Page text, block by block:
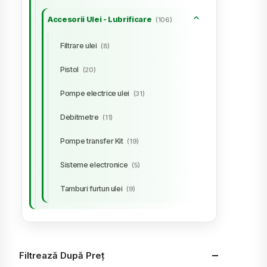
Accesorii Ulei - Lubrificare (106)
Filtrare ulei (8)
Pistol (20)
Pompe electrice ulei (31)
Debitmetre (11)
Pompe transfer Kit (19)
Sisteme electronice (5)
Tamburi furtun ulei (9)
Filtrează După Preț